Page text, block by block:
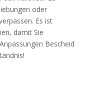
oder
Es ist
damit Sie
Bescheid